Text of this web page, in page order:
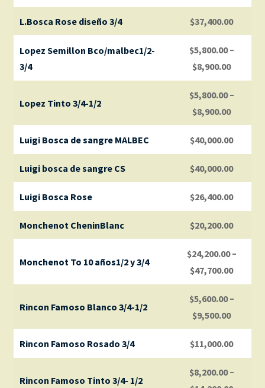
L.Bosca Rose diseño 3/4 $37,400.00
Lopez Semillon Bco/malbec1/2-
3/4
$5,800.00–
$8,900.00
Lopez Tinto 3/4-1/2
$5,800.00–
$8,900.00
Luigi Bosca de sangre MALBEC $40,000.00
Luigi bosca de sangre CS $40,000.00
Luigi Bosca Rose $26,400.00
Monchenot CheninBlanc $20,200.00
Monchenot To 10 años1/2 y 3/4
$24,200.00–
$47,700.00
Rincon Famoso Blanco 3/4-1/2
$5,600.00–
$9,500.00
Rincon Famoso Rosado 3/4 $11,000.00
Rincon Famoso Tinto 3/4- 1/2
$8,200.00–